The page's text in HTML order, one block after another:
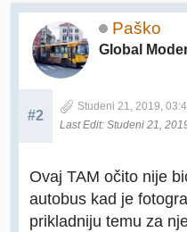
Paško
Global
#2
Studeni 21, 2019,
Last Edit: Studeni 21,
Ovaj TAM očito nije
autobus kad je
prikladniju temu za